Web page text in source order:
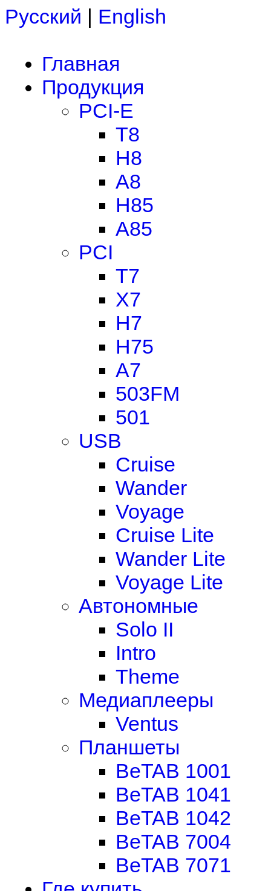
Русский | English
Главная
Продукция
PCI-E
T8
H8
A8
H85
A85
PCI
T7
X7
H7
H75
A7
503FM
501
USB
Cruise
Wander
Voyage
Cruise Lite
Wander Lite
Voyage Lite
Автономные
Solo II
Intro
Theme
Медиаплееры
Ventus
Планшеты
BeTAB 1001
BeTAB 1041
BeTAB 1042
BeTAB 7004
BeTAB 7071